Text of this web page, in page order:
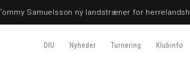
Samuelsson ny landstræner for
DIU Nyheder Turnering Klubinfo